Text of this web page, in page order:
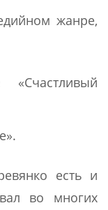
жанре,
есть и
во многих